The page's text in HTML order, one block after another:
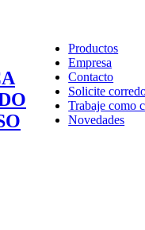
Productos
Empresa
Contacto
Solicite
Trabaje como
Novedades